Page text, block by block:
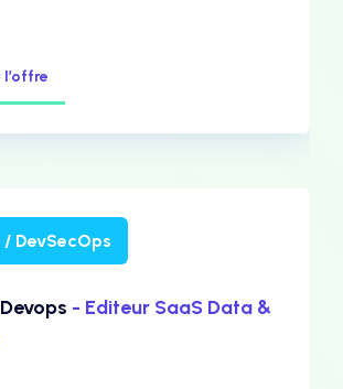
DevSecOps
- Editeur SaaS Data &